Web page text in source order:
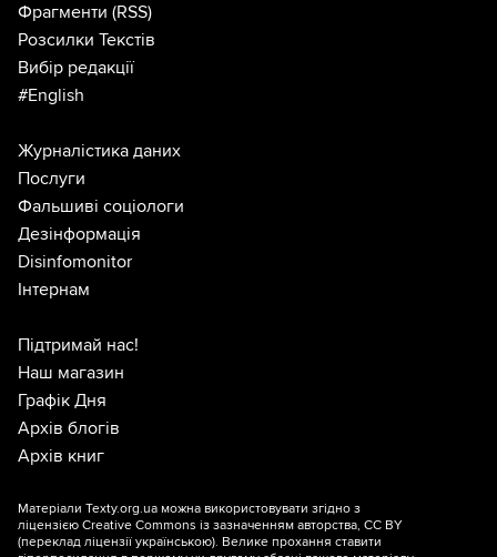
Фрагменти (RSS)
Розсилки Текстів
Вибір редакції
#English
Журналістика даних
Послуги
Фальшиві соціологи
Дезінформація
Disinfomonitor
Інтернам
Підтримай нас!
Наш магазин
Графік Дня
Архів блогів
Архів книг
Матеріали Texty.org.ua можна використовувати згідно з
ліцензією Creative Commons із зазначенням авторства, CC BY
(переклад ліцензії українською). Велике прохання ставити